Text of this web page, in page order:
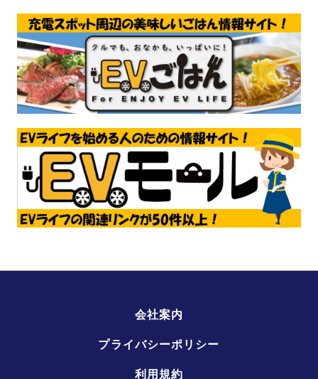
会社案内
プライバシーポリシー
利用規約